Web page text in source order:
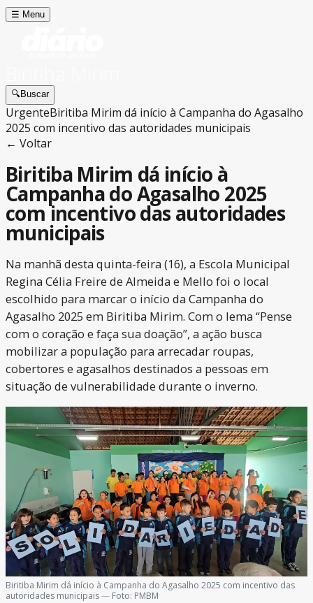
☰ Menu
🔍Buscar
UrgenteBiritiba Mirim dá início à Campanha do Agasalho
2025 com incentivo das autoridades municipais
← Voltar
Biritiba Mirim dá início à
Campanha do Agasalho 2025
com incentivo das autoridades
municipais
Na manhã desta quinta-feira (16), a Escola Municipal
Regina Célia Freire de Almeida e Mello foi o local
escolhido para marcar o início da Campanha do
Agasalho 2025 em Biritiba Mirim. Com o lema “Pense
com o coração e faça sua doação”, a ação busca
mobilizar a população para arrecadar roupas,
cobertores e agasalhos destinados a pessoas em
situação de vulnerabilidade durante o inverno.
Biritiba Mirim dá início à Campanha do Agasalho 2025 com incentivo das
autoridades municipais— Foto: PMBM